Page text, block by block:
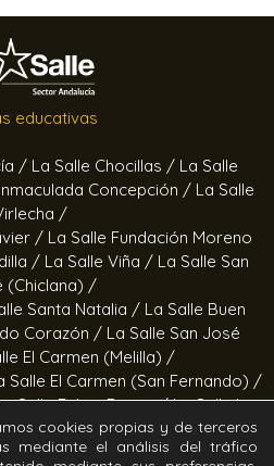
educativas
/ La Salle Chocillas / La Salle
Concepción / La Salle
/
/ La Salle Fundación Moreno
/ La Salle Viña / La Salle San
(Chiclana) /
Santa Natalia / La Salle Buen
Corazón / La Salle San José
El Carmen (Melilla) /
Salle El Carmen (San Fernando) /
Salle Felipe Benito /La Salle La
cookies propias y de terceros
mediante el análisis del tráfico